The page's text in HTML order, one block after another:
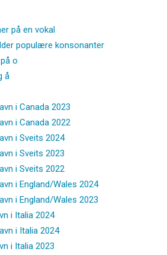
på en vokal
populære konsonanter
o
å
i Canada 2023
i Canada 2022
i Sveits 2024
i Sveits 2023
i Sveits 2022
i England/Wales 2024
i England/Wales 2023
i Italia 2024
i Italia 2024
i Italia 2023